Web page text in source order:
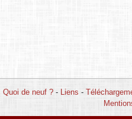
Quoi de neuf ?- Liens -